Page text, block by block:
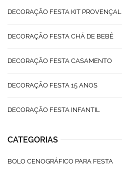
DECORAÇÃO FESTA KIT PROVENÇAL
DECORAÇÃO FESTA CHÁ DE BEBÊ
DECORAÇÃO FESTA CASAMENTO
DECORAÇÃO FESTA 15 ANOS
DECORAÇÃO FESTA INFANTIL
CATEGORIAS
BOLO CENOGRÁFICO PARA FESTA